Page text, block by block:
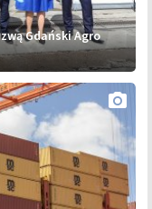
Gdański Agro
photo_camera